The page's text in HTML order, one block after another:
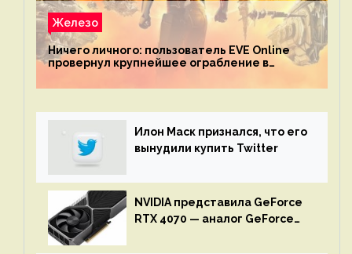
Железо
Ничего личного: пользователь EVE Online
провернул крупнейшее ограбление в
механике
Илон Маск признался, что его
вынудили купить Twitter
NVIDIA представила GeForce
RTX 4070 — аналог GeForce